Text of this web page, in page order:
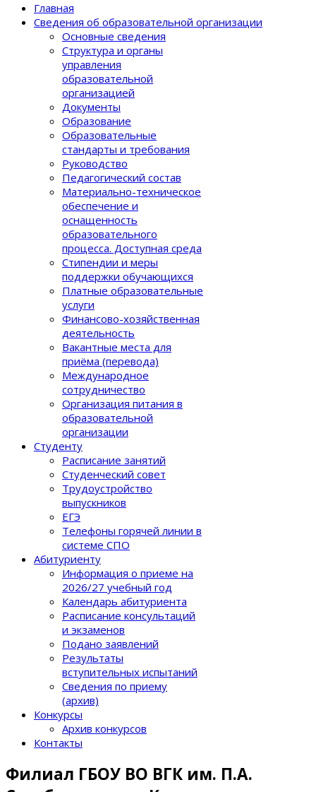
Главная
Сведения об образовательной организации
Основные сведения
Структура и органы
управления
образовательной
организацией
Документы
Образование
Образовательные
стандарты и требования
Руководство
Педагогический состав
Материально-техническое
обеспечение и
оснащенность
образовательного
процеcса. Доступная среда
Стипендии и меры
поддержки обучающихся
Платные образовательные
услуги
Финансово-хозяйственная
деятельность
Вакантные места для
приёма (перевода)
Международное
сотрудничество
Организация питания в
образовательной
организации
Студенту
Расписание занятий
Студенческий совет
Трудоустройство
выпускников
ЕГЭ
Телефоны горячей линии в
системе СПО
Абитуриенту
Информация о приеме на
2026/27 учебный год
Календарь абитуриента
Расписание консультаций
и экзаменов
Подано заявлений
Результаты
вступительных испытаний
Сведения по приему
(архив)
Конкурсы
Архив конкурсов
Контакты
Филиал ГБОУ ВО ВГК им. П.А.